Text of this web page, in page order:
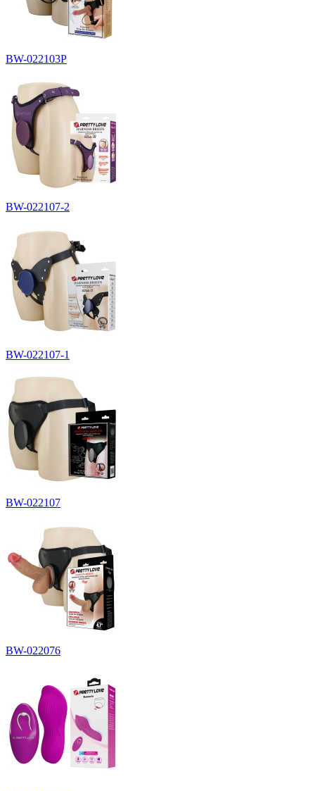
BW-022103P
BW-022107-2
BW-022107-1
BW-022107
BW-022076